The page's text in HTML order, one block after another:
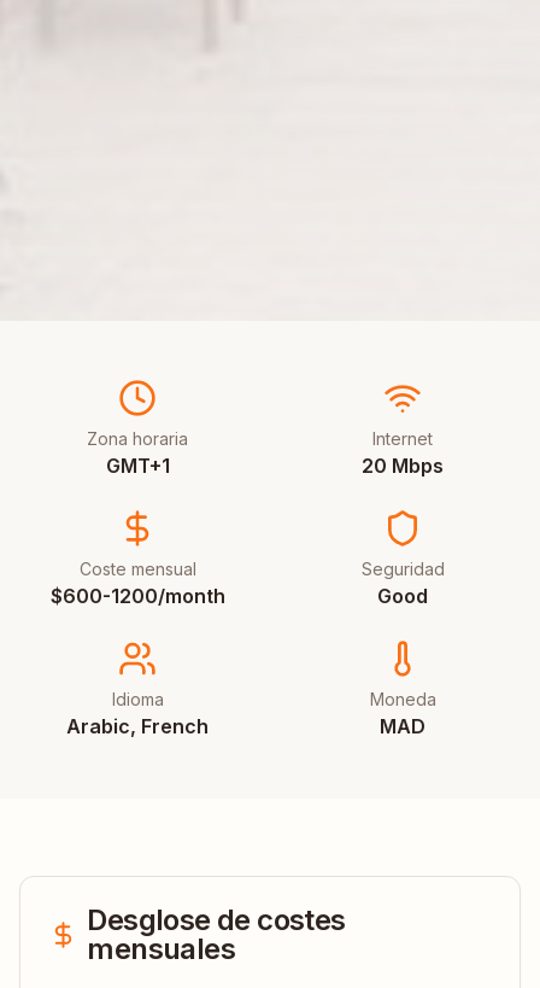
Zona horaria
GMT+1
Internet
20 Mbps
Coste mensual
$600-1200/month
Seguridad
Good
Idioma
Arabic, French
Moneda
MAD
Desglose de costes
mensuales